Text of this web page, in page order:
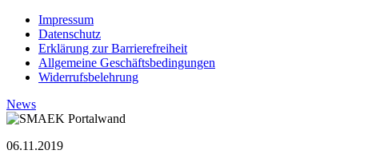
Impressum
Datenschutz
Erklärung zur Barrierefreiheit
Allgemeine Geschäftsbedingungen
Widerrufsbelehrung
News
06.11.2019